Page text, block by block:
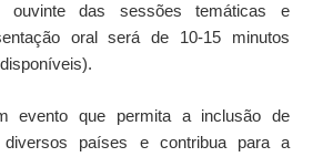
ouvinte das sessões temáticas e
oral será de 10-15 minutos
evento que permita a inclusão de
diversos países e contribua para a